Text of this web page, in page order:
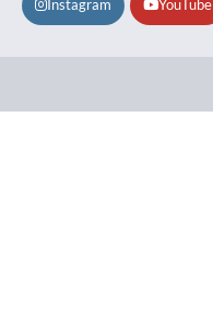
Instagram YouTube